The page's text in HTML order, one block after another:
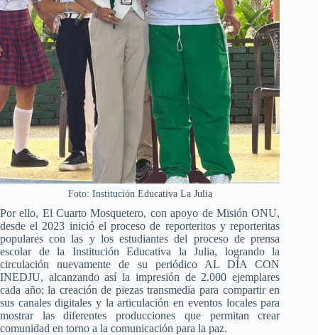
Foto: Institución Educativa La Julia
Por ello, El Cuarto Mosquetero, con apoyo de Misión ONU,
desde el 2023 inició el proceso de reporteritos y reporteritas
populares con las y los estudiantes del proceso de prensa
escolar de la Institución Educativa la Julia, logrando la
circulación nuevamente de su periódico AL DÍA CON
INEDJU, alcanzando así la impresión de 2.000 ejemplares
cada año; la creación de piezas transmedia para compartir en
sus canales digitales y la articulación en eventos locales para
mostrar las diferentes producciones que permitan crear
comunidad en torno a la comunicación para la paz.